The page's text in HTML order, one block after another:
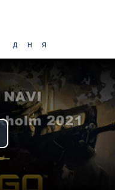
дня
Video